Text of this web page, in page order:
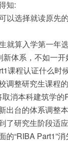
知:
以选择就读原先
就算入学第一年
新体系，不如一开
课程认证什么时
调整研究生课程
消本科建筑学的
出台的体系调整
了研究生阶段适
的“RIBA Part1”